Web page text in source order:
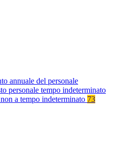
annuale del personale
personale tempo indeterminato
a tempo indeterminato 73